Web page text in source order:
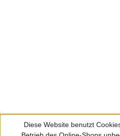
Diese Website benutzt